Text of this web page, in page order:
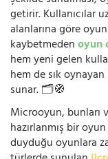
getirir. Kullanıcılar
alanlarına göre
kaybetmedenoyun
hem yeni gelen
hem de sık
sunar. 🗂️🧭
Microoyun, bunları
hazırlanmış bir
duyduğu oyunlara